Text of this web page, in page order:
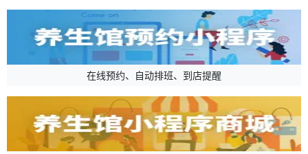
在线预约、自动排班、到店提醒